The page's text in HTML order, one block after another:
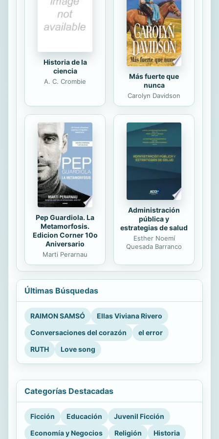
Historia de la
ciencia
A. C. Crombie
Más fuerte que
nunca
Carolyn Davidson
Pep Guardiola. La
Metamorfosis.
Edicion Corner 10o
Aniversario
Marti Perarnau
Administración
pública y
estrategias de salud
Esther Noemí
Quesada Barranco
Últimas Búsquedas
RAIMON SAMSÓ
Ellas Viviana Rivero
Conversaciones del corazón
el error
RUTH
Love song
Categorías Destacadas
Ficción Educación
Juvenil Ficción
Economía y Negocios
Religión Historia